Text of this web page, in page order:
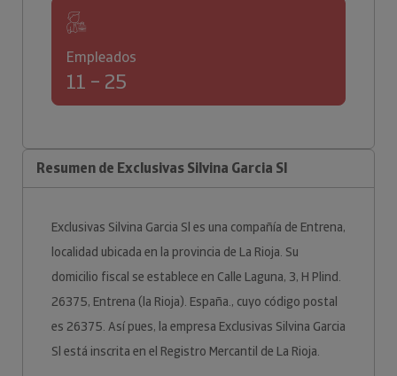
Empleados
11 – 25
Resumen de Exclusivas Silvina Garcia Sl
Exclusivas Silvina Garcia Sl es una compañía de Entrena,
localidad ubicada en la provincia de La Rioja. Su
domicilio fiscal se establece en Calle Laguna, 3, H Plind.
26375, Entrena (la Rioja). España., cuyo código postal
es 26375. Así pues, la empresa Exclusivas Silvina Garcia
Sl está inscrita en el Registro Mercantil de La Rioja.